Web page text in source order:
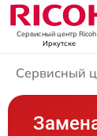
Сервисный центр Ricoh
Иркутске
Сервисный